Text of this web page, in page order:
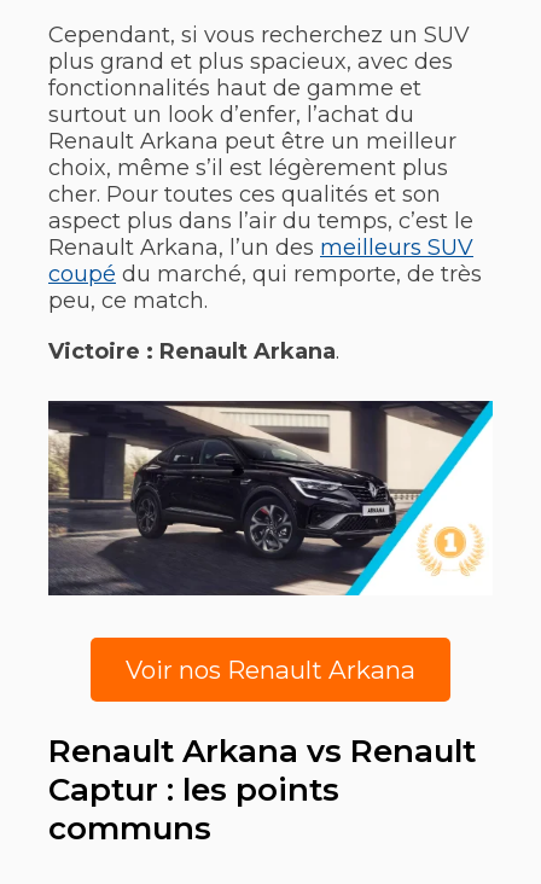
Cependant, si vous recherchez un SUV
plus grand et plus spacieux, avec des
fonctionnalités haut de gamme et
surtout un look d’enfer, l’achat du
Renault Arkana peut être un meilleur
choix, même s’il est légèrement plus
cher. Pour toutes ces qualités et son
aspect plus dans l’air du temps, c’est le
Renault Arkana, l’un des meilleurs SUV
coupé du marché, qui remporte, de très
peu, ce match.
Victoire : Renault Arkana.
Voir nos Renault Arkana
Renault Arkana vs Renault
Captur : les points
communs